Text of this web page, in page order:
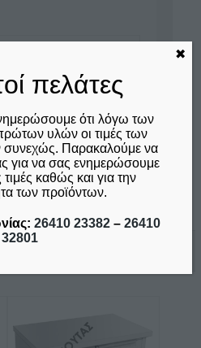
προϊόντα
πελάτες
ότι λόγω των
υλών οι τιμές των
συνεχώς. Παρακαλούμε να
για να σας ενημερώσουμε
τιμές καθώς και για την
των προϊόντων.
26410 23382 – 26410
32801
✖